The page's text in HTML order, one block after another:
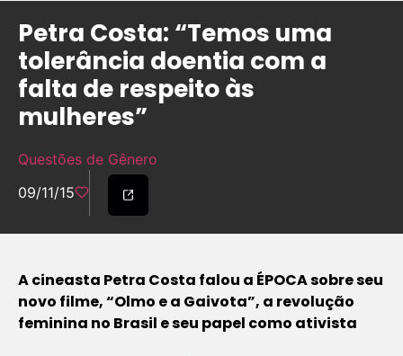
Petra Costa: “Temos uma
tolerância doentia com a
falta de respeito às
mulheres”
Questões de Gênero
09/11/15
A cineasta Petra Costa falou a ÉPOCA sobre seu
novo filme, “Olmo e a Gaivota”, a revolução
feminina no Brasil e seu papel como ativista